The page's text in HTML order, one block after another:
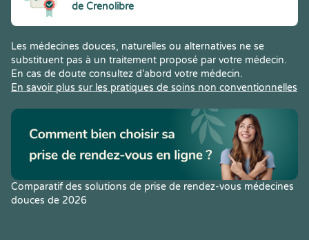
de Crenolibre
Les médecines douces, naturelles ou alternatives ne se
substituent pas à un traitement proposé par votre médecin.
En cas de doute consultez d’abord votre médecin.
En savoir plus sur les pratiques de soins non conventionnelles
Comparatif des solutions de prise de rendez-vous médecines
douces de 2026